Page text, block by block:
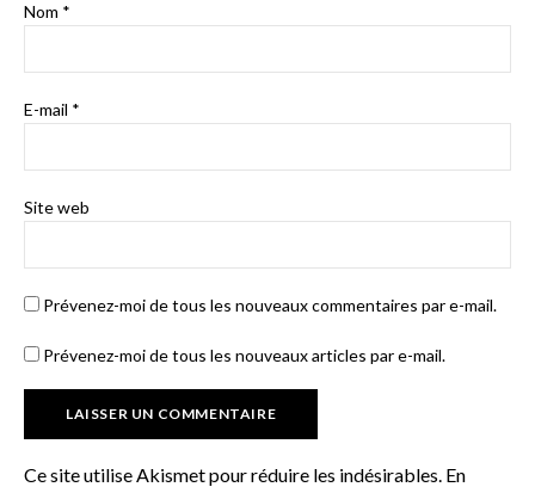
Nom *
E-mail *
Site web
Prévenez-moi de tous les nouveaux commentaires par e-mail.
Prévenez-moi de tous les nouveaux articles par e-mail.
Ce site utilise Akismet pour réduire les indésirables. En